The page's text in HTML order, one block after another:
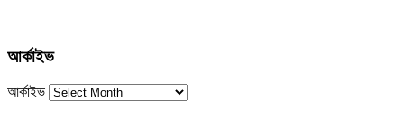
আর্কাইভ
আর্কাইভ